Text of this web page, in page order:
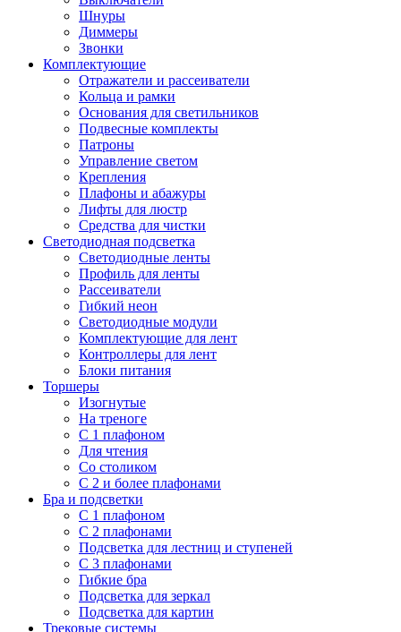
Шнуры
Диммеры
Звонки
Комплектующие
Отражатели и рассеиватели
Кольца и рамки
Основания для светильников
Подвесные комплекты
Патроны
Управление светом
Крепления
Плафоны и абажуры
Лифты для люстр
Средства для чистки
Светодиодная подсветка
Светодиодные ленты
Профиль для ленты
Рассеиватели
Гибкий неон
Светодиодные модули
Комплектующие для лент
Контроллеры для лент
Блоки питания
Торшеры
Изогнутые
На треноге
С 1 плафоном
Для чтения
Со столиком
С 2 и более плафонами
Бра и подсветки
С 1 плафоном
С 2 плафонами
Подсветка для лестниц и ступеней
С 3 плафонами
Гибкие бра
Подсветка для зеркал
Подсветка для картин
Трековые системы